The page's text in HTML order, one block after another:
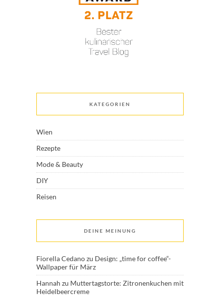
KATEGORIEN
Wien
Rezepte
Mode & Beauty
DIY
Reisen
DEINE MEINUNG
Fiorella Cedanozu Design: „time for coffee“-
Wallpaper für März
Hannah zu Muttertagstorte: Zitronenkuchen mit
Heidelbeercreme